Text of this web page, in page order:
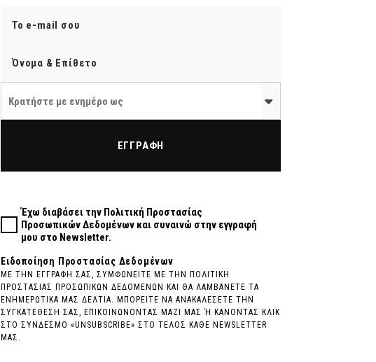
Κρατήστε με ενημέρο ως
Έχω διαβάσει την Πολιτική Προστασίας
Προσωπικών Δεδομένων και συναινώ στην εγγραφή
μου στο Newsletter.
ΕΓΓΡΑΦΗ
Ειδοποίηση Προστασίας Δεδομένων
ΜΕ ΤΗΝ ΕΓΓΡΑΦΗ ΣΑΣ, ΣΥΜΦΩΝΕΙΤΕ ΜΕ ΤΗΝ ΠΟΛΙΤΙΚΗ
ΠΡΟΣΤΑΣΙΑΣ ΠΡΟΣΩΠΙΚΩΝ ΔΕΔΟΜΕΝΩΝ ΚΑΙ ΘΑ ΛΑΜΒΑΝΕΤΕ ΤΑ
ΕΝΗΜΕΡΩΤΙΚΑ ΜΑΣ ΔΕΛΤΙΑ. ΜΠΟΡΕΙΤΕ ΝΑ ΑΝΑΚΑΛΕΣΕΤΕ ΤΗΝ
ΣΥΓΚΑΤΕΘΕΣΗ ΣΑΣ, ΕΠΙΚΟΙΝΩΝΟΝΤΑΣ ΜΑΖΙ ΜΑΣ Ή ΚΑΝΟΝΤΑΣ ΚΛΙΚ
ΣΤΟ ΣΥΝΔΕΣΜΟ «UNSUBSCRIBE» ΣΤΟ ΤΕΛΟΣ ΚΑΘΕ NEWSLETTER
ΜΑΣ.